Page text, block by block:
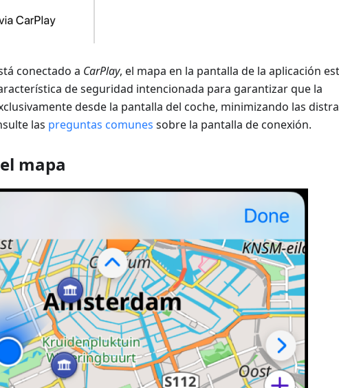
conectado a CarPlay, el mapa en la pantalla de la aplicación
de seguridad intencionada para garantizar que la
desde la pantalla del coche, minimizando las
las preguntas comunes sobre la pantalla de conexión.
mapa